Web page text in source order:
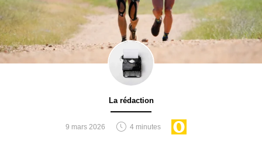
La rédaction
9 mars 2026 4 minutes